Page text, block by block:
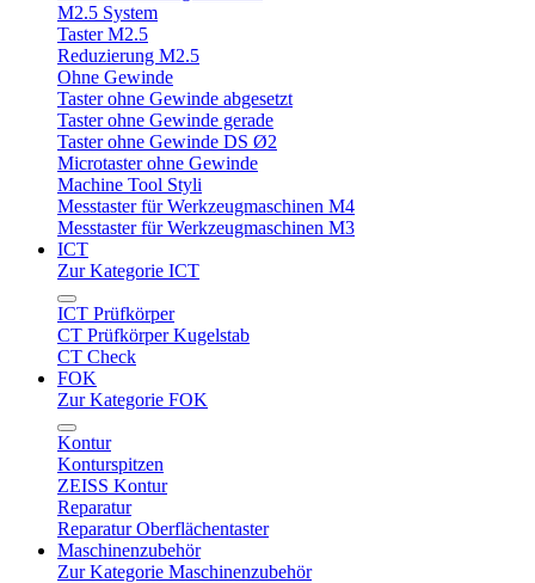
M2.5 System
Taster M2.5
Reduzierung M2.5
Ohne Gewinde
Taster ohne Gewinde abgesetzt
Taster ohne Gewinde gerade
Taster ohne Gewinde DS Ø2
Microtaster ohne Gewinde
Machine Tool Styli
Messtaster für Werkzeugmaschinen M4
Messtaster für Werkzeugmaschinen M3
ICT
Zur Kategorie ICT
ICT Prüfkörper
CT Prüfkörper Kugelstab
CT Check
FOK
Zur Kategorie FOK
Kontur
Konturspitzen
ZEISS Kontur
Reparatur
Reparatur Oberflächentaster
Maschinenzubehör
Zur Kategorie Maschinenzubehör